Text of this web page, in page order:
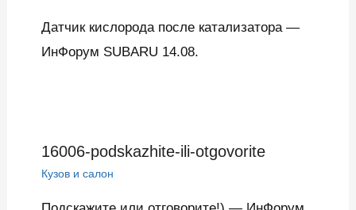
Датчик кислорода после катализатора —
ИнФорум SUBARU 14.08.
16006-podskazhite-ili-otgovorite
Кузов и салон